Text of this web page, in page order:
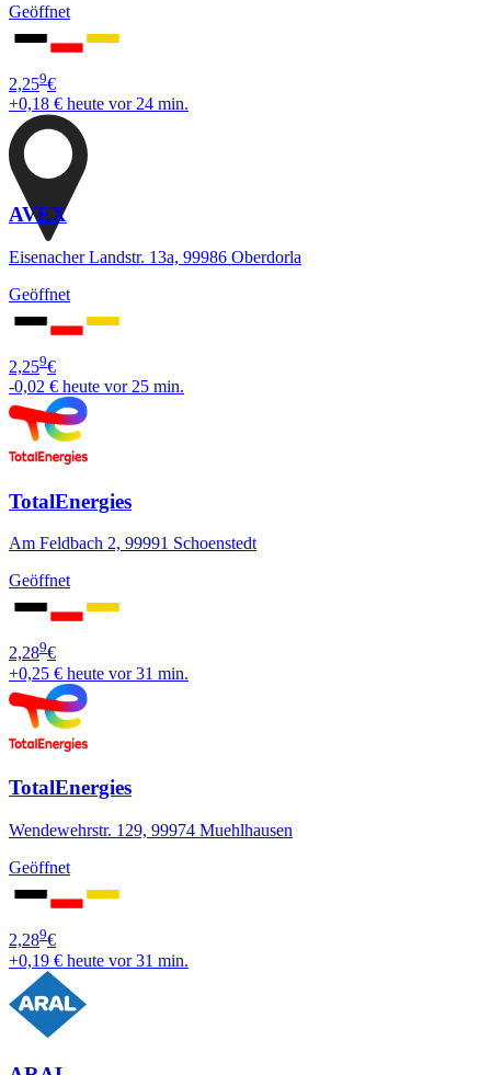
Geöffnet
2,259€
+0,18 € heute vor 24 min.
AVEX
Eisenacher Landstr. 13a, 99986 Oberdorla
Geöffnet
2,259€
-0,02 € heute vor 25 min.
TotalEnergies
Am Feldbach 2, 99991 Schoenstedt
Geöffnet
2,289€
+0,25 € heute vor 31 min.
TotalEnergies
Wendewehrstr. 129, 99974 Muehlhausen
Geöffnet
2,289€
+0,19 € heute vor 31 min.